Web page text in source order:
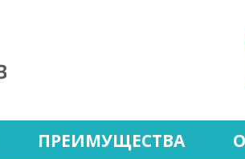
ПРЕИМУЩЕСТВА